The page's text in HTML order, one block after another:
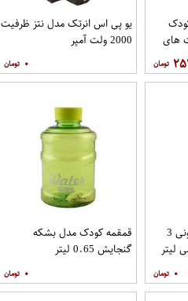
های
یو پی اس انرتک مدل نتز ظرفیت
2000 ولت آمپر
۰
قمقمه کودک مدل کارتونی 3
۰
قمقمه کودک مدل بشکه
گنجایش 0.65 لیتر
۰